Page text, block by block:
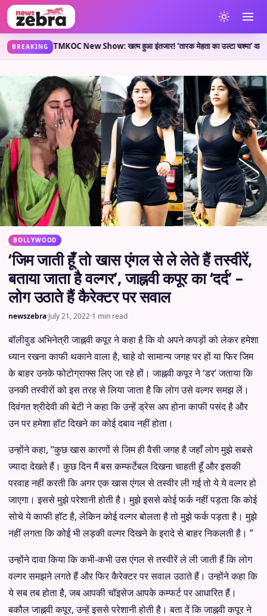
BREAKING
कहती है?•TMKOC New Show: खत्म हुआ इंतजार! ‘तारक मेहता का उल्टा चश्मा’ वाले
BOLLYWOOD
‘जिम जाती हूँ तो खास एंगल से ले लेते हैं तस्वीरें,
बताया जाता है वल्गर’, जाह्नवी कपूर का ‘दर्द’ –
लोग उठाते हैं कैरेक्टर पर सवाल
newszebra·July 21, 2022·1 min read
बॉलीवुड अभिनेत्री जाह्नवी कपूर ने कहा है कि वो अपने कपड़ों को लेकर हमेशा
ध्यान रखना काफी थकाने वाला है, चाहे वो सामान्य जगह पर हों या फिर जिम
के बाहर उनके फोटोग्राफ्स लिए जा रहे हों। जाह्नवी कपूर ने ‘डर’ जताया कि
उनकी तस्वीरों को इस तरह से लिया जाता है कि लोग उसे वल्गर समझ लें।
दिवंगत श्रीदेवी की बेटी ने कहा कि उन्हें ड्रेस अप होना काफी पसंद है और
उन पर हमेशा हॉट दिखने का कोई दबाव नहीं होता।
उन्होंने कहा, “कुछ खास कारणों से जिम ही वैसी जगह है जहाँ लोग मुझे सबसे
ज्यादा देखते हैं। कुछ दिन मैं बस कम्फर्टेबल दिखना चाहती हूँ और इसकी
परवाह नहीं करती कि अगर एक खास एंगल से तस्वीर ली गई तो ये ये वल्गर हो
जाएगा। इससे मुझे परेशानी होती है। मुझे इससे कोई फर्क नहीं पड़ता कि कोई
सोचे ये काफी हॉट है, लेकिन कोई वल्गर बोलता है तो मुझे फर्क पड़ता है। मुझे
नहीं लगता कि कोई भी लड़की वल्गर दिखने के इरादे से बाहर निकलती है। ”
उन्होंने दावा किया कि कभी-कभी उस एंगल से तस्वीरें ले ली जाती हैं कि लोग
वल्गर समझने लगते हैं और फिर कैरेक्टर पर सवाल उठाते हैं। उन्होंने कहा कि
ये सब तब होता है, जब आपकी चॉइसेज आपके कम्फर्ट पर आधारित हैं।
बकौल जाह्नवी कपूर, उन्हें इससे परेशानी होती है। बता दें कि जाह्नवी कपूर ने